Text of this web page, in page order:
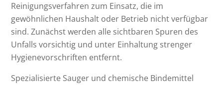
Reinigungsverfahren zum Einsatz, die im
gewöhnlichen Haushalt oder Betrieb nicht verfügbar
sind. Zunächst werden alle sichtbaren Spuren des
Unfalls vorsichtig und unter Einhaltung strenger
Hygienevorschriften entfernt.
Spezialisierte Sauger und chemische Bindemittel